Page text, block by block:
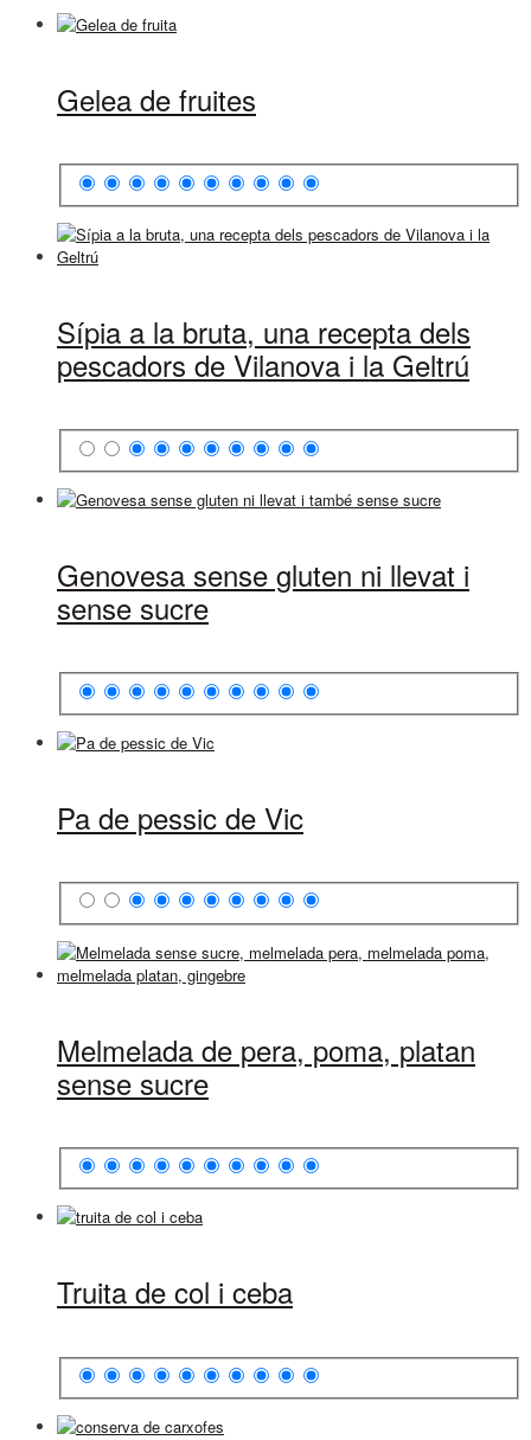
Gelea de fruites
Sípia a la bruta, una recepta dels
pescadors de Vilanova i la Geltrú
Genovesa sense gluten ni llevat i
sense sucre
Pa de pessic de Vic
Melmelada de pera, poma, platan
sense sucre
Truita de col i ceba